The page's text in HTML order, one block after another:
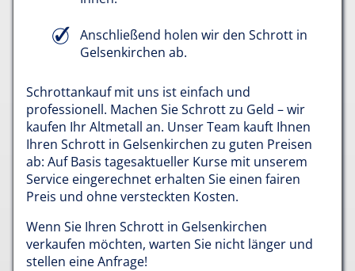
Anschließend holen wir den Schrott in
Gelsenkirchen ab.
Schrottankauf mit uns ist einfach und
professionell. Machen Sie Schrott zu Geld – wir
kaufen Ihr Altmetall an. Unser Team kauft Ihnen
Ihren Schrott in Gelsenkirchen zu guten Preisen
ab: Auf Basis tagesaktueller Kurse mit unserem
Service eingerechnet erhalten Sie einen fairen
Preis und ohne versteckten Kosten.
Wenn Sie Ihren Schrott in Gelsenkirchen
verkaufen möchten, warten Sie nicht länger und
stellen eine Anfrage!